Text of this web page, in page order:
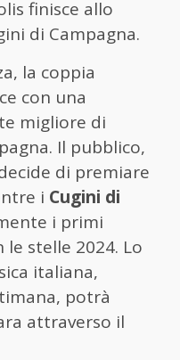
finisce allo
di Campagna.
la coppia
con una
migliore di
Il pubblico,
di premiare
i Cugini di
i primi
stelle 2024. Lo
italiana,
potrà
attraverso il